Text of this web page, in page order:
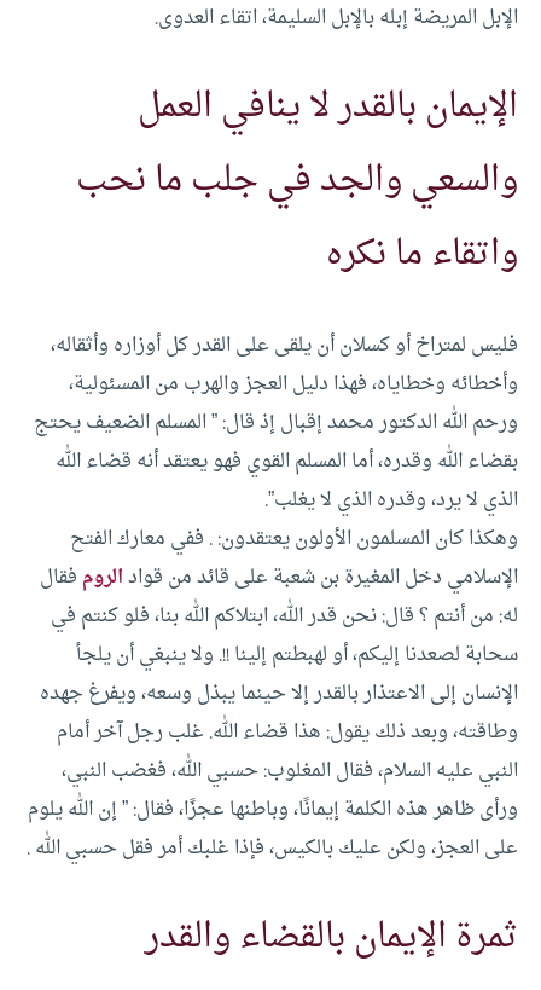
الإبل المريضة إبله بالإبل السليمة، اتقاء العدوى.
الإيمان بالقدر لا ينافي العمل
والسعي والجد في جلب ما نحب
واتقاء ما نكره
فليس لمتراخ أو كسلان أن يلقى على القدر كل أوزاره وأثقاله،
وأخطائه وخطاياه، فهذا دليل العجز والهرب من المسئولية،
ورحم الله الدكتور محمد إقبال إذ قال: ” المسلم الضعيف يحتج
بقضاء الله وقدره، أما المسلم القوي فهو يعتقد أنه قضاء الله
الذي لا يرد، وقدره الذي لا يغلب”.
وهكذا كان المسلمون الأولون يعتقدون: . ففي معارك الفتح
الإسلامي دخل المغيرة بن شعبة على قائد من قوادالروم فقال
له: من أنتم ؟ قال: نحن قدر الله، ابتلاكم الله بنا، فلو كنتم في
سحابة لصعدنا إليكم، أو لهبطتم إلينا !!. ولا ينبغي أن يلجأ
الإنسان إلى الاعتذار بالقدر إلا حينما يبذل وسعه، ويفرغ جهده
وطاقته، وبعد ذلك يقول: هذا قضاء الله. غلب رجل آخر أمام
النبي عليه السلام، فقال المغلوب: حسبي الله، فغضب النبي،
ورأى ظاهر هذه الكلمة إيمانًا، وباطنها عجزًا، فقال: ” إن الله يلوم
على العجز، ولكن عليك بالكيس، فإذا غلبك أمر فقل حسبي الله .
ثمرة الإيمان بالقضاء والقدر